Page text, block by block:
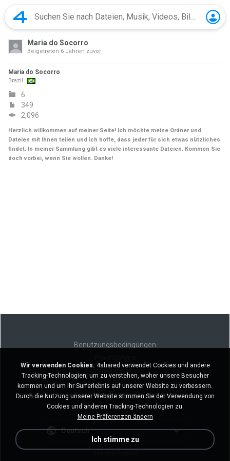
Maria do Socorro
Beigetreten 6 Jahren zuvor
Maria do Socorro
Brazil
6
349
2,096
Herzlich willkommen auf meiner Seite! Ich möchte meine Ordner und
Dateien mit Ihnen teilen und ich hoffe, dass jeder für sich etwas nützliches
findet. In meiner Sammlung gibt es viele interessante Dateien. Kommen Sie
doch vorbei, wenn Sie wollen. Danke!
Benutzungsbedingungen
Meine persönlichen Daten nicht verkaufen
Meine persönlichen Daten nicht weitergeben
Deutsch
Wir verwenden Cookies. 4shared verwendet Cookies und andere
Tracking-Technologien, um zu verstehen, woher unsere Besucher
kommen und um Ihr Surferlebnis auf unserer Website zu verbessern.
Durch die Nutzung unserer Website stimmen Sie der Verwendung von
Cookies und anderen Tracking-Technologien zu.
Meine Präferenzen ändern
Ich stimme zu